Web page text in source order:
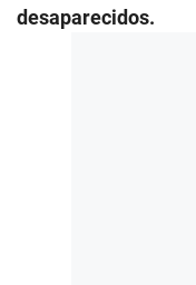
desaparecidos.